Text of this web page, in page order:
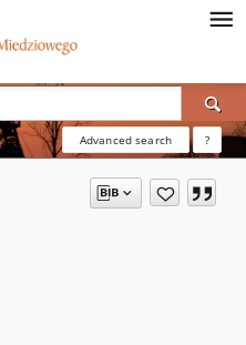
Advanced search ?